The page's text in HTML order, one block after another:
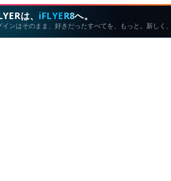
は、 iFLYER8へ。
インはそのまま、好きだったすべてを、もっと。新しく